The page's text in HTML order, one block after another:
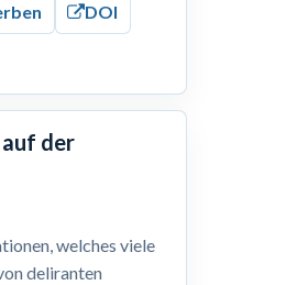
DOI
der
welches viele
deliranten